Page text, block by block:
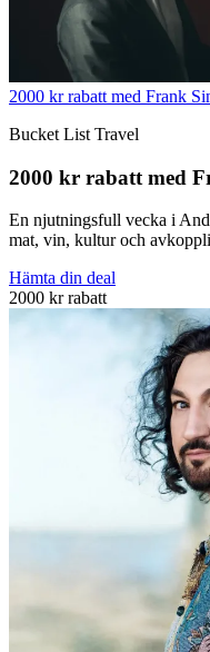
2000 kr rabatt med Frank
Bucket List Travel
2000 kr rabatt med
En njutningsfull vecka i
mat, vin, kultur och
Hämta din deal
2000 kr rabatt